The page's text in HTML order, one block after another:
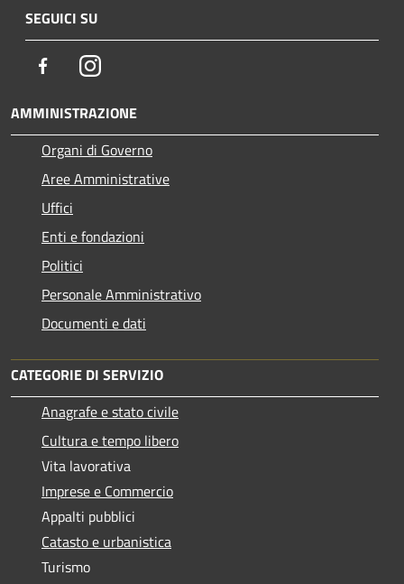
SEGUICI SU
FacebookInstagram
AMMINISTRAZIONE
Organi di Governo
Aree Amministrative
Uffici
Enti e fondazioni
Politici
Personale Amministrativo
Documenti e dati
CATEGORIE DI SERVIZIO
Anagrafe e stato civile
Cultura e tempo libero
Vita lavorativa
Imprese e Commercio
Appalti pubblici
Catasto e urbanistica
Turismo